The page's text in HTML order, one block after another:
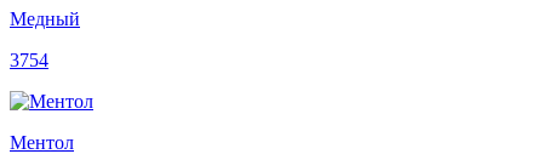
Медный
3754
Ментол